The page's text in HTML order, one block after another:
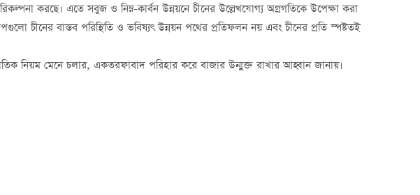
করছে। এতে সবুজ ও নিম্ন-কার্বন উন্নয়নে চীনের উল্লেখযোগ্য অগ্রগতিকে উপেক্ষা করা
চীনের বাস্তব পরিস্থিতি ও ভবিষ্যৎ উন্নয়ন পথের প্রতিফলন নয় এবং চীনের প্রতি স্পষ্টতই
নিয়ম মেনে চলার, একতরফাবাদ পরিহার করে বাজার উন্মুক্ত রাখার আহ্বান জানায়।